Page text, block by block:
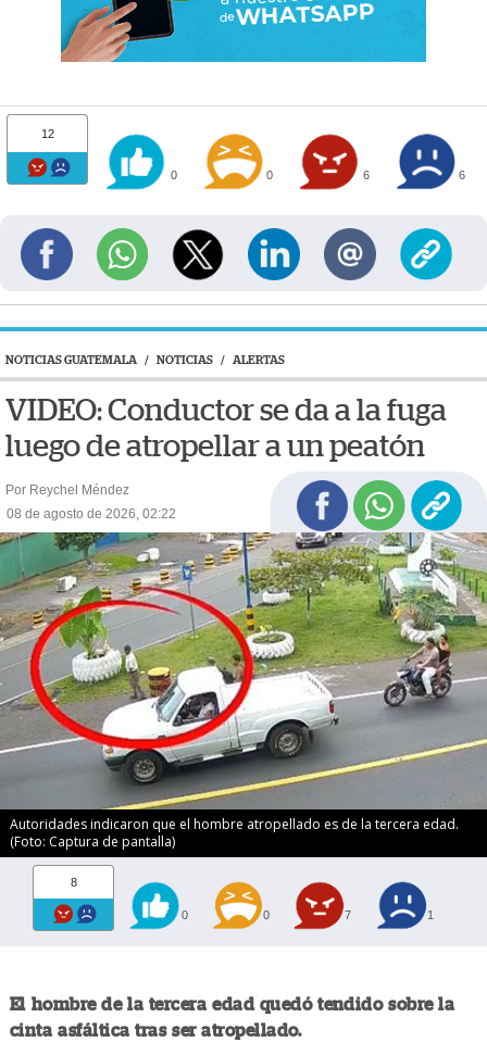
12
0 0 6 6
NOTICIAS GUATEMALA / NOTICIAS / ALERTAS
VIDEO: Conductor se da a la fuga
luego de atropellar a un peatón
Por Reychel Méndez
08 de agosto de 2026, 02:22
Autoridades indicaron que el hombre atropellado es de la tercera edad.
(Foto: Captura de pantalla)
8
0 0 7 1
El hombre de la tercera edad quedó tendido sobre la
cinta asfáltica tras ser atropellado.